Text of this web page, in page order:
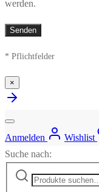
werden.
* Pflichtfelder
×
Anmelden
Wishlist
Suche nach: